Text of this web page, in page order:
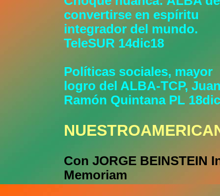
convertirse en espíritu
integrador del mundo.
TeleSUR 14dic18
Políticas sociales, mayor
logro del ALBA-TCP,
Ramón Quintana PL
Con JORGE BEINSTEIN
Memoriam